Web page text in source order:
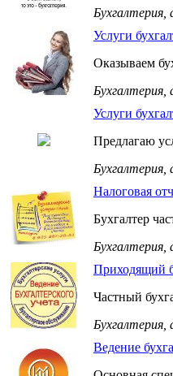
Бухгалтерия,
Услуги
Оказываем
Бухгалтерия,
Услуги
Предлагаю
Бухгалтерия,
Налоговая
Бухгалтер
Бухгалтерия,
Приходящий
Частный
Бухгалтерия,
Ведение